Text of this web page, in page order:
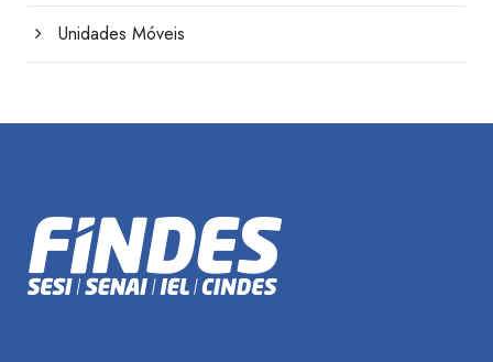
Unidades Móveis